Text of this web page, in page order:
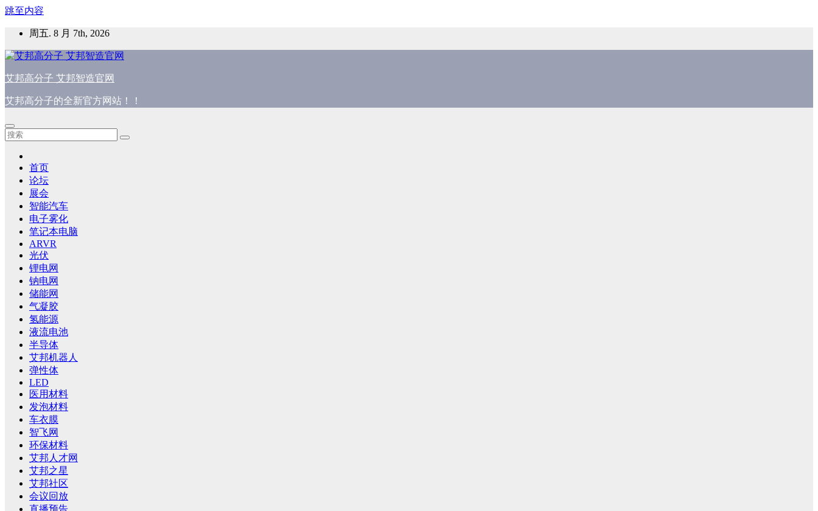
跳至内容
周五. 8 月 7th, 2026
艾邦高分子 艾邦智造官网
艾邦高分子的全新官方网站！！
首页
论坛
展会
智能汽车
电子雾化
笔记本电脑
ARVR
光伏
锂电网
钠电网
储能网
气凝胶
氢能源
液流电池
半导体
艾邦机器人
弹性体
LED
医用材料
发泡材料
车衣膜
智飞网
环保材料
艾邦人才网
艾邦之星
艾邦社区
会议回放
直播预告